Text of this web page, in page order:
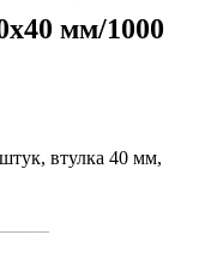
мм/1000
втулка 40 мм,